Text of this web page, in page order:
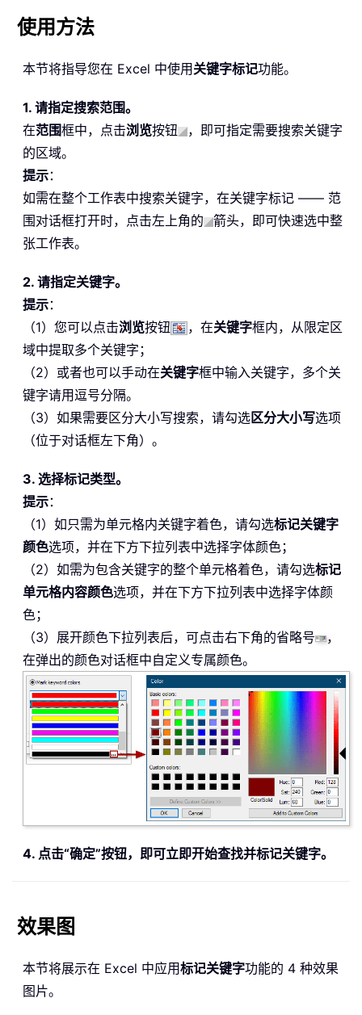
使用方法
本节将指导您在 Excel 中使用 关键字标记功能。
1. 请指定搜索范围。
在范围框中，点击浏览按钮
，即可指定需要搜索关键字
的区域。
提示：
如需在整个工作表中搜索关键字，在关键字标记 —— 范
围对话框打开时，点击左上角的
箭头，即可快速选中整
张工作表。
2. 请指定关键字。
提示：
（1）您可以点击浏览按钮 ，在关键字框内，从限定区
域中提取多个关键字；
（2）或者也可以手动在关键字框中输入关键字，多个关
键字请用逗号分隔。
（3）如果需要区分大小写搜索，请勾选区分大小写选项
（位于对话框左下角）。
3. 选择标记类型。
提示：
（1）如只需为单元格内关键字着色，请勾选标记关键字
颜色选项，并在下方下拉列表中选择字体颜色；
（2）如需为包含关键字的整个单元格着色，请勾选标记
单元格内容颜色选项，并在下方下拉列表中选择字体颜
色；
（3）展开颜色下拉列表后，可点击右下角的省略号
，
在弹出的颜色对话框中自定义专属颜色。
4. 点击“确定”按钮，即可立即开始查找并标记关键字。
效果图
本节将展示在 Excel 中应用标记关键字功能的 4 种效果
图片。